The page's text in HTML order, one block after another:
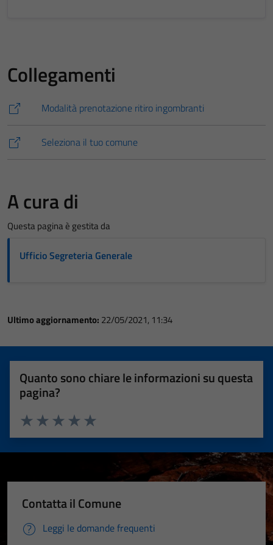
Collegamenti
Modalità prenotazione ritiro ingombranti
Seleziona il tuo comune
A cura di
Questa pagina è gestita da
Ufficio Segreteria Generale
Ultimo aggiornamento: 22/05/2021, 11:34
Quanto sono chiare le informazioni su questa
pagina?
Valuta 5 stelle su 5
Valuta 4 stelle su 5
Valuta 3 stelle su 5
Valuta 2 stelle su 5
Valuta 1 stelle su 5
Contatta il Comune
Leggi le domande frequenti